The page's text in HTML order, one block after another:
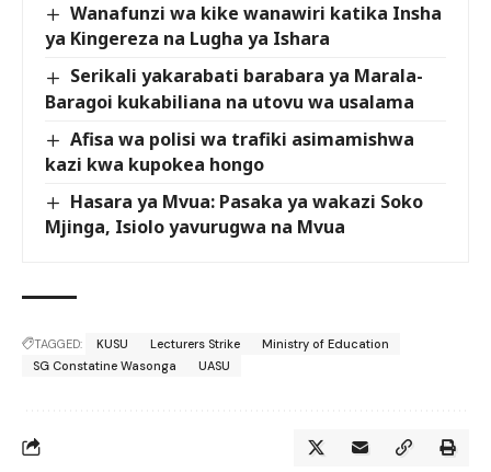
Wanafunzi wa kike wanawiri katika Insha
ya Kingereza na Lugha ya Ishara
Serikali yakarabati barabara ya Marala-
Baragoi kukabiliana na utovu wa usalama
Afisa wa polisi wa trafiki asimamishwa
kazi kwa kupokea hongo
Hasara ya Mvua: Pasaka ya wakazi Soko
Mjinga, Isiolo yavurugwa na Mvua
TAGGED: KUSU Lecturers Strike
Ministry of Education
SG Constatine Wasonga
UASU